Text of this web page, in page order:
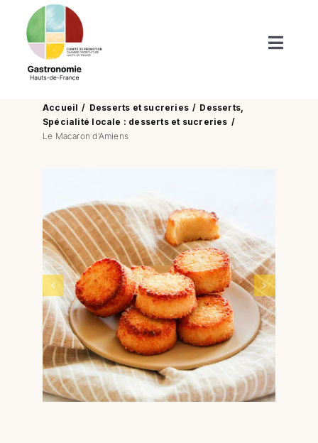
contenu
Produits du terroir
Boutiques de nos terroirs
Nos publications
Actus/Agenda
Enfants
Professionnels
RECHERCHER:
Accueil Desserts et sucreries
Desserts
Spécialité locale : desserts et sucreries
Le Macaron d’Amiens